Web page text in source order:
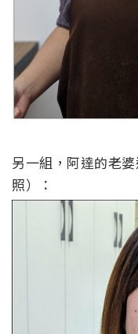
另一組，阿達的老
照）：